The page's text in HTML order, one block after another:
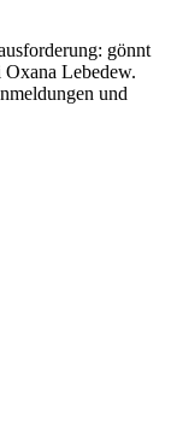
gönnt
Lebedew.
und